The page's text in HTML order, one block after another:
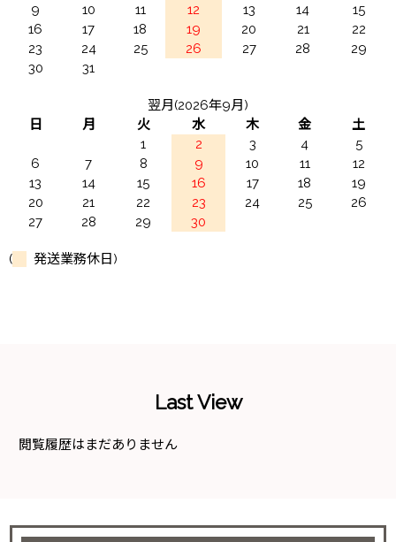
9
10 11 12 13 14
15
16
17 18 19 20 21
22
23
24 25 26 27 28
29
30
31
翌月(2026年9月)
日
月 火 水 木 金
土
1
2 3 4
5
6
7 8 9 10 11
12
13
14 15 16 17 18
19
20
21 22 23 24 25
26
27
28 29 30
( 発送業務休日)
Last View
閲覧履歴はまだありません